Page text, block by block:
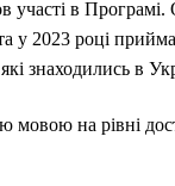
в Програмі.
у 2023 році
знаходились в
мовою на рівні